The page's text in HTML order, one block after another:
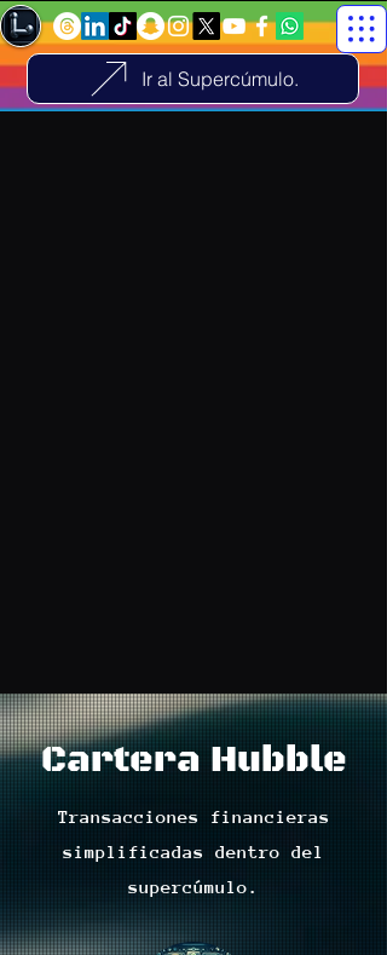
Ir al Supercúmulo.
Cartera Hubble
Transacciones financieras
simplificadas dentro del
supercúmulo.